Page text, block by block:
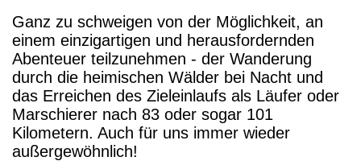
Ganz zu schweigen von der Möglichkeit, an
einem einzigartigen und herausfordernden
Abenteuer teilzunehmen - der Wanderung
durch die heimischen Wälder bei Nacht und
das Erreichen des Zieleinlaufs als Läufer oder
Marschierer nach 83 oder sogar 101
Kilometern. Auch für uns immer wieder
außergewöhnlich!